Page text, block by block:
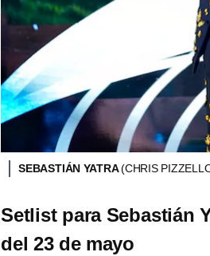
SEBASTIÁN YATRA(CHRIS
Setlist para Sebastián
del 23 de mayo